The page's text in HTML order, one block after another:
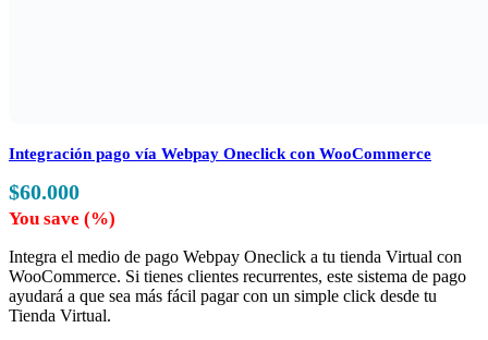
Integración pago vía Webpay Oneclick con WooCommerce
$60.000
You save (%)
Integra el medio de pago Webpay Oneclick a tu tienda Virtual con
WooCommerce. Si tienes clientes recurrentes, este sistema de pago
ayudará a que sea más fácil pagar con un simple click desde tu
Tienda Virtual.